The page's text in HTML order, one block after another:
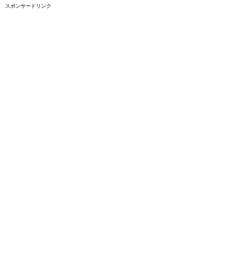
スポンサードリンク